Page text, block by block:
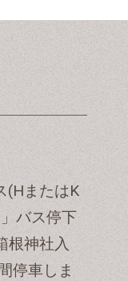
(HまたはK
バス停下
根神社入
停車しま